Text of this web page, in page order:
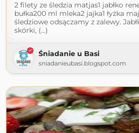
2 filety ze śledzia matjas1 jabłko
bułka200 ml mleka2 jajka1 łyżka
śledziowe odsączamy z zalewy.
skórki, (...)
Śniadanie u Basi
sniadanieubasi.blogspot.com